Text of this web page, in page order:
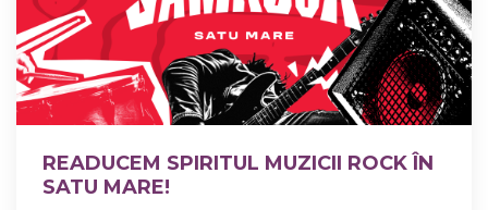
READUCEM SPIRITUL MUZICII ROCK ÎN
SATU MARE!